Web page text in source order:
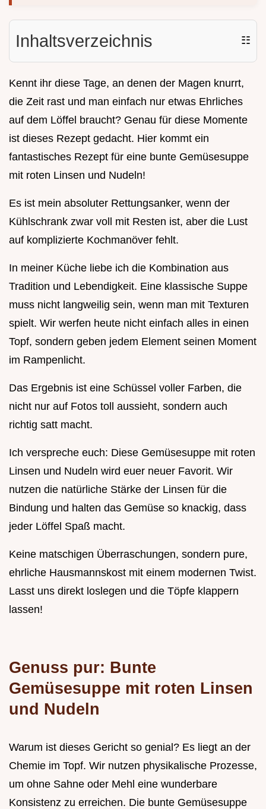
Inhaltsverzeichnis ☷
Kennt ihr diese Tage, an denen der Magen knurrt,
die Zeit rast und man einfach nur etwas Ehrliches
auf dem Löffel braucht? Genau für diese Momente
ist dieses Rezept gedacht. Hier kommt ein
fantastisches Rezept für eine bunte Gemüsesuppe
mit roten Linsen und Nudeln!
Es ist mein absoluter Rettungsanker, wenn der
Kühlschrank zwar voll mit Resten ist, aber die Lust
auf komplizierte Kochmanöver fehlt.
In meiner Küche liebe ich die Kombination aus
Tradition und Lebendigkeit. Eine klassische Suppe
muss nicht langweilig sein, wenn man mit Texturen
spielt. Wir werfen heute nicht einfach alles in einen
Topf, sondern geben jedem Element seinen Moment
im Rampenlicht.
Das Ergebnis ist eine Schüssel voller Farben, die
nicht nur auf Fotos toll aussieht, sondern auch
richtig satt macht.
Ich verspreche euch: Diese Gemüsesuppe mit roten
Linsen und Nudeln wird euer neuer Favorit. Wir
nutzen die natürliche Stärke der Linsen für die
Bindung und halten das Gemüse so knackig, dass
jeder Löffel Spaß macht.
Keine matschigen Überraschungen, sondern pure,
ehrliche Hausmannskost mit einem modernen Twist.
Lasst uns direkt loslegen und die Töpfe klappern
lassen!
Genuss pur: Bunte
Gemüsesuppe mit roten Linsen
und Nudeln
Warum ist dieses Gericht so genial? Es liegt an der
Chemie im Topf. Wir nutzen physikalische Prozesse,
um ohne Sahne oder Mehl eine wunderbare
Konsistenz zu erreichen. Die bunte Gemüsesuppe